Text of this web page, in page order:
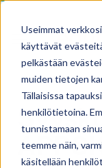
Useimmat
käyttävät
pelkästään
muiden tietojen
Tällaisissa
henkilötietoina.
tunnistamaan
teemme näin,
käsitellään
Skip
content